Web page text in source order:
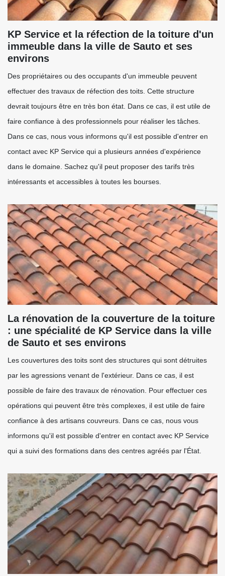
KP Service et la réfection de la toiture d'un
immeuble dans la ville de Sauto et ses
environs
Des propriétaires ou des occupants d'un immeuble peuvent
effectuer des travaux de réfection des toits. Cette structure
devrait toujours être en très bon état. Dans ce cas, il est utile de
faire confiance à des professionnels pour réaliser les tâches.
Dans ce cas, nous vous informons qu'il est possible d'entrer en
contact avec KP Service qui a plusieurs années d'expérience
dans le domaine. Sachez qu'il peut proposer des tarifs très
intéressants et accessibles à toutes les bourses.
La rénovation de la couverture de la toiture
: une spécialité de KP Service dans la ville
de Sauto et ses environs
Les couvertures des toits sont des structures qui sont détruites
par les agressions venant de l'extérieur. Dans ce cas, il est
possible de faire des travaux de rénovation. Pour effectuer ces
opérations qui peuvent être très complexes, il est utile de faire
confiance à des artisans couvreurs. Dans ce cas, nous vous
informons qu'il est possible d'entrer en contact avec KP Service
qui a suivi des formations dans des centres agréés par l'État.